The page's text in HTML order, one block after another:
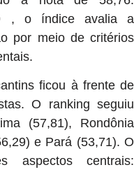
, o índice avalia a
por meio de critérios
ficou à frente de
O ranking seguiu
(57,81), Rondônia
e Pará (53,71). O
aspectos centrais: